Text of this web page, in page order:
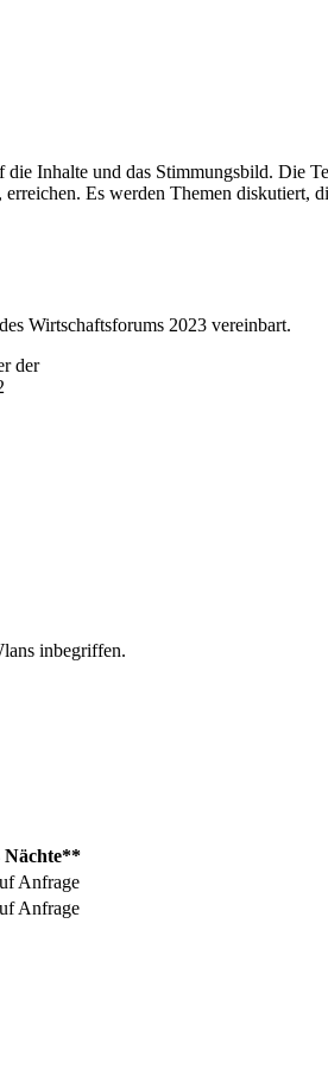
Inhalte und das Stimmungsbild. Die
Es werden Themen diskutiert,
Wirtschaftsforums 2023 vereinbart.
der
inbegriffen.
Nächte**
Anfrage
Anfrage